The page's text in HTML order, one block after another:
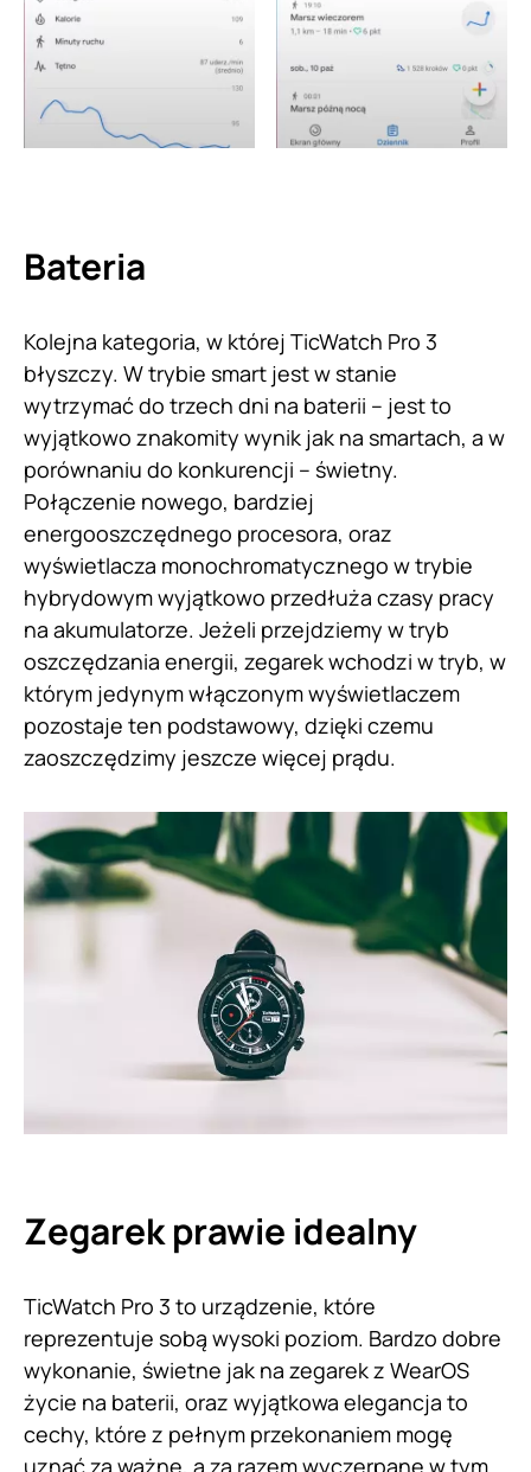
Bateria
Kolejna kategoria, w której TicWatch Pro 3
błyszczy. W trybie smart jest w stanie
wytrzymać do trzech dni na baterii – jest to
wyjątkowo znakomity wynik jak na smartach, a w
porównaniu do konkurencji – świetny.
Połączenie nowego, bardziej
energooszczędnego procesora, oraz
wyświetlacza monochromatycznego w trybie
hybrydowym wyjątkowo przedłuża czasy pracy
na akumulatorze. Jeżeli przejdziemy w tryb
oszczędzania energii, zegarek wchodzi w tryb, w
którym jedynym włączonym wyświetlaczem
pozostaje ten podstawowy, dzięki czemu
zaoszczędzimy jeszcze więcej prądu.
Zegarek prawie idealny
TicWatch Pro 3 to urządzenie, które
reprezentuje sobą wysoki poziom. Bardzo dobre
wykonanie, świetne jak na zegarek z WearOS
życie na baterii, oraz wyjątkowa elegancja to
cechy, które z pełnym przekonaniem mogę
uznać za ważne, a za razem wyczerpane w tym